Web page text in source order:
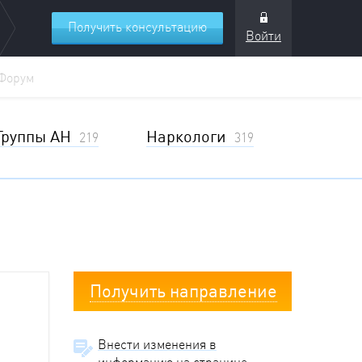
Войти
Получить консультацию
АН 219 Наркологи 319
Получить направление
Внести изменения в